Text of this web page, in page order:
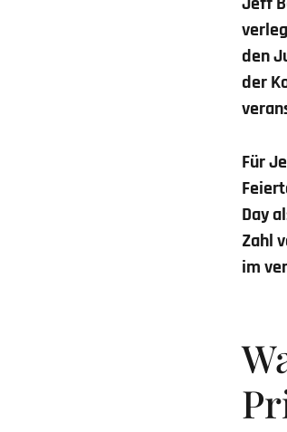
den
der
Für
Day
Zahl
im